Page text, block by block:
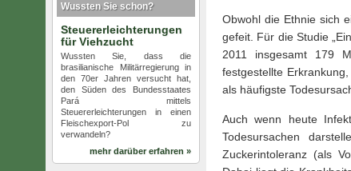
Obwohl die Ethnie sich
gefeit. Für die Studie
2011 insgesamt 179
festgestellte
als häufigste
Auch wenn heute
Todesursachen
Zuckerintoleranz (als
Wussten Sie schon?
Steuererleichterungen
für Viehzucht
Wussten Sie, dass die
brasilianische Militärregierung in
den 70er Jahren versucht hat,
den Süden des Bundesstaates
Pará mittels
Steuererleichterungen in einen
Fleischexport-Pol zu
verwandeln?
mehr darüber erfahren »